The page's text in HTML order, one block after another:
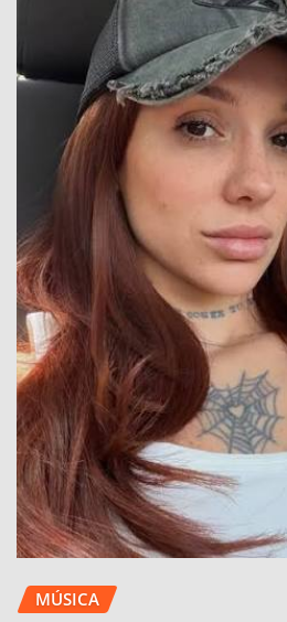
MÚSICA